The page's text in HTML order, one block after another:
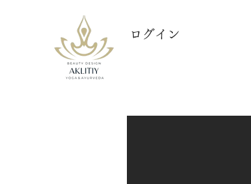
ログイン